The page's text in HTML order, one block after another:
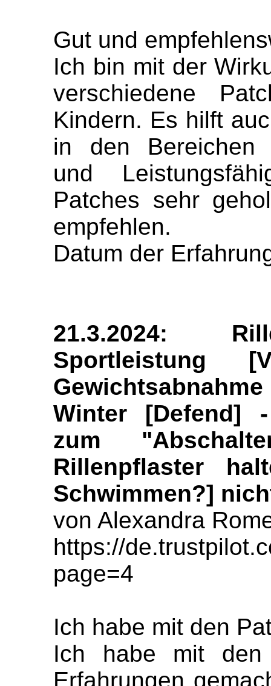
Gut und
Ich bin mit der
verschiedene
Kindern. Es hilft
in den Bereichen
und
Patches sehr
empfehlen.
Datum der
21.3.2024:
Sportleistung
Winter [Defend]
zum
Rillenpflaster
Schwimmen?]
von Alexandra
https://
page=4
Ich habe mit den
Ich habe mit
Erfahrungen